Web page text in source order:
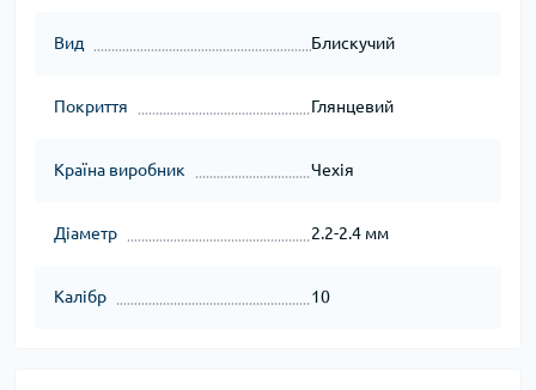
Вид Блискучий
Покриття Глянцевий
Країна виробник Чехія
Діаметр 2.2-2.4 мм
Калібр 10